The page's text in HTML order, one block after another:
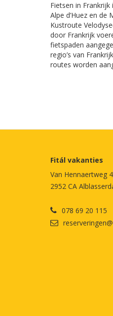
Fietsen in
Alpe d’Huez en
Kustroute
door Frankrijk
fietspaden
regio’s van
routes worden
Fitál vakanties
Van Hennaertweg 4
2952 CA
078 69 20 115